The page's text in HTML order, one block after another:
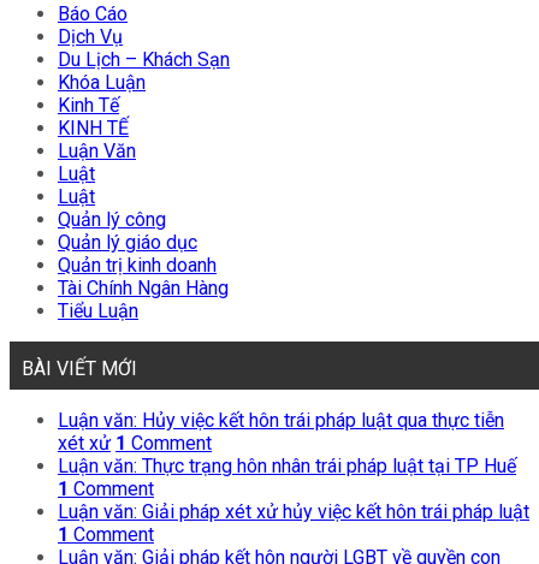
Báo Cáo
Dịch Vụ
Du Lịch – Khách Sạn
Khóa Luận
Kinh Tế
KINH TẾ
Luận Văn
Luật
Luật
Quản lý công
Quản lý giáo dục
Quản trị kinh doanh
Tài Chính Ngân Hàng
Tiểu Luận
BÀI VIẾT MỚI
Luận văn: Hủy việc kết hôn trái pháp luật qua thực tiễn
xét xử 1 Comment
Luận văn: Thực trạng hôn nhân trái pháp luật tại TP Huế
1 Comment
Luận văn: Giải pháp xét xử hủy việc kết hôn trái pháp luật
1 Comment
Luận văn: Giải pháp kết hôn người LGBT về quyền con